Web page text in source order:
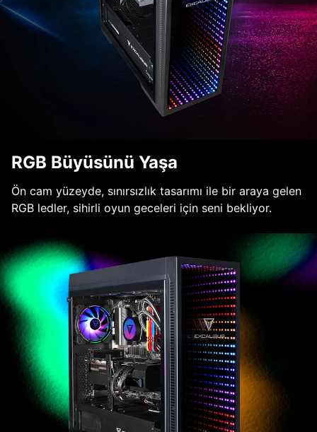
RGB Büyüsünü Yaşa
Ön cam yüzeyde, sınırsızlık tasarımı ile bir araya gelen
RGB ledler, sihirli oyun geceleri için seni bekliyor.